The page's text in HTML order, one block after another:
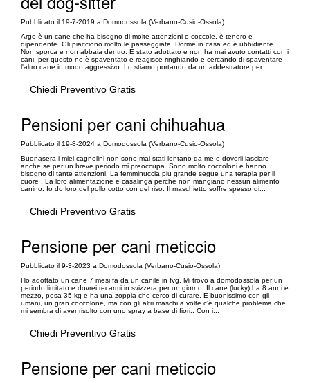
Pubblicato il 19-7-2019 a Domodossola (Verbano-Cusio-Ossola)
Argo è un cane che ha bisogno di molte attenzioni e coccole, è tenero e
dipendente. Gli piacciono molto le passeggiate. Dorme in casa ed è ubbidiente.
Non sporca e non abbaia dentro. È stato adottato e non ha mai avuto contatti con i
cani, per questo ne è spaventato e reagisce ringhiando e cercando di spaventare
l'altro cane in modo aggressivo. Lo stiamo portando da un addestratore per...
Chiedi Preventivo Gratis
Pensioni per cani chihuahua
Pubblicato il 19-8-2024 a Domodossola (Verbano-Cusio-Ossola)
Buonasera i miei cagnolini non sono mai stati lontano da me e doverli lasciare
anche se per un breve periodo mi preoccupa. Sono molto coccoloni e hanno
bisogno di tante attenzioni. La femminuccia piu grande segue una terapia per il
cuore . La loro alimentazione e casalinga perchè non mangiano nessun alimento
canino. Io do loro del pollo cotto con del riso. Il maschietto soffre spesso di...
Chiedi Preventivo Gratis
Pensione per cani meticcio
Pubblicato il 9-3-2023 a Domodossola (Verbano-Cusio-Ossola)
Ho adottato un cane 7 mesi fa da un canile in fvg. Mi trovo a domodossola per un
periodo limitato e dovrei recarmi in svizzera per un giorno. Il cane (lucky) ha 8 anni e
mezzo, pesa 35 kg e ha una zoppia che cerco di curare. E buonissimo con gli
umani, un gran coccolone, ma con gli altri maschi a volte c'è qualche problema che
mi sembra di aver risolto con uno spray a base di fiori.. Con i...
Chiedi Preventivo Gratis
Pensione per cani meticcio